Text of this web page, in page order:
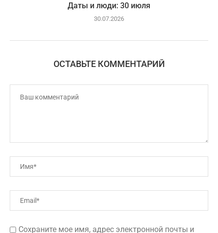
Даты и люди: 30 июля
30.07.2026
ОСТАВЬТЕ КОММЕНТАРИЙ
Сохраните мое имя, адрес электронной почты и